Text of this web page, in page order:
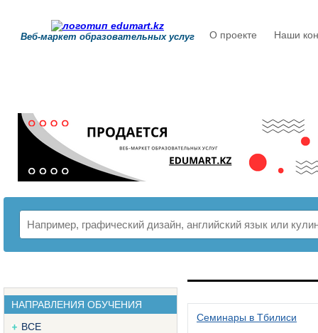
Веб-маркет образовательных услуг О проекте Наши
НАПРАВЛЕНИЯ ОБУЧЕНИЯ
ВСЕ
Семинары в Тбилиси